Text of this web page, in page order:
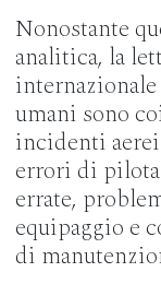
Nonostante
analitica, la
umani sono
incidenti
errori di
errate,
equipaggio e
di